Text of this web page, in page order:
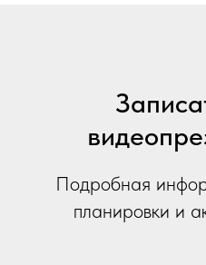
Подробная
планировки и